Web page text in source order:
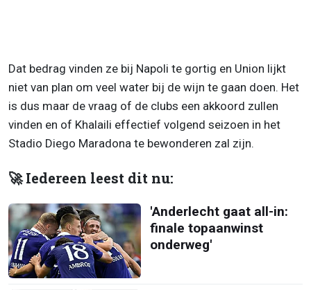
Dat bedrag vinden ze bij Napoli te gortig en Union lijkt
niet van plan om veel water bij de wijn te gaan doen. Het
is dus maar de vraag of de clubs een akkoord zullen
vinden en of Khalaili effectief volgend seizoen in het
Stadio Diego Maradona te bewonderen zal zijn.
🚀 Iedereen leest dit nu:
'Anderlecht gaat all-in:
finale topaanwinst
onderweg'